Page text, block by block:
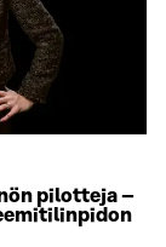
pilotteja –